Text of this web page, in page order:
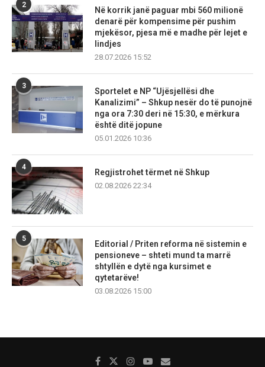
2
Në korrik janë paguar mbi 560 milionë
denarë për kompensime për pushim
mjekësor, pjesa më e madhe për lejet e
lindjes
28.07.2026 15:52
3
Sportelet e NP “Ujësjellësi dhe
Kanalizimi” – Shkup nesër do të punojnë
nga ora 7:30 deri në 15:30, e mërkura
është ditë jopune
05.01.2026 10:36
4
Regjistrohet tërmet në Shkup
02.08.2026 22:34
5
Editorial / Priten reforma në sistemin e
pensioneve – shteti mund ta marrë
shtyllën e dytë nga kursimet e
qytetarëve!
03.08.2026 15:00